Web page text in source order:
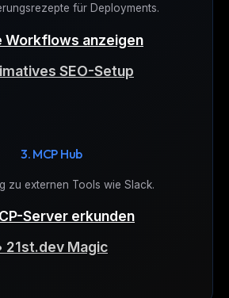
für Deployments.
Workflows anzeigen
SEO-Setup
3. MCP Hub
zu externen Tools wie Slack.
Server erkunden
21st.dev Magic